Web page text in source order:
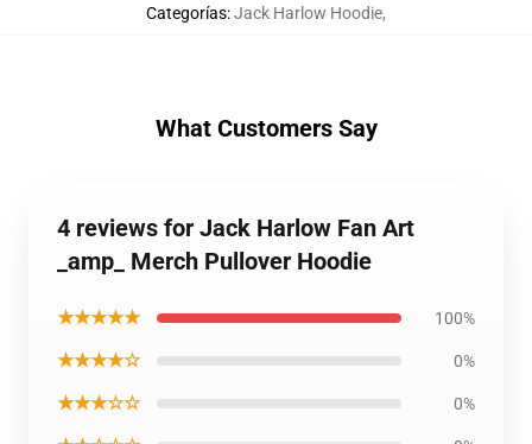
Categorías:Jack Harlow Hoodie,
What Customers Say
4 reviews for Jack Harlow Fan Art
_amp_ Merch Pullover Hoodie
★★★★★ 100%
★★★★☆ 0%
★★★☆☆ 0%